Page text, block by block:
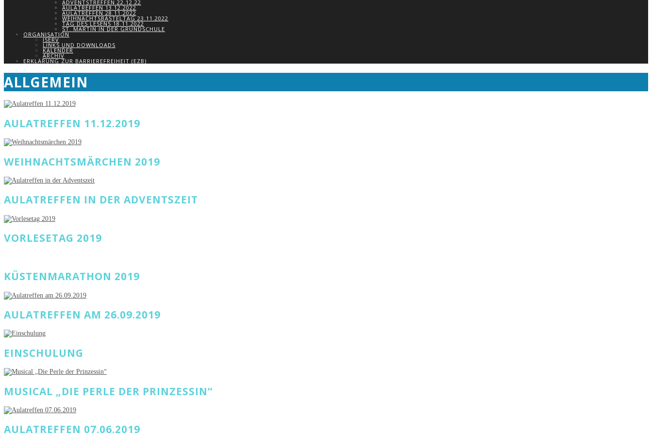
ADVENTSTREFFEN 22.12.22
AULATREFFEN 13.12.2022
AULATREFFEN 28.11.2022
WEIHNACHTSBASTELTAG 23.11.2022
TAG DES LESENS 18.11.2022
ST. MARTIN IN DER GRUNDSCHULE
ORGANISATION
ISERV
LINKS UND DOWNLOADS
KALENDER
ARCHIV
ERKLÄRUNG ZUR BARRIEREFREIHEIT (EZB)
ALLGEMEIN
AULATREFFEN 11.12.2019
WEIHNACHTSMÄRCHEN 2019
AULATREFFEN IN DER ADVENTSZEIT
VORLESETAG 2019
KÜSTENMARATHON 2019
AULATREFFEN AM 26.09.2019
EINSCHULUNG
MUSICAL „DIE PERLE DER PRINZESSIN“
AULATREFFEN 07.06.2019